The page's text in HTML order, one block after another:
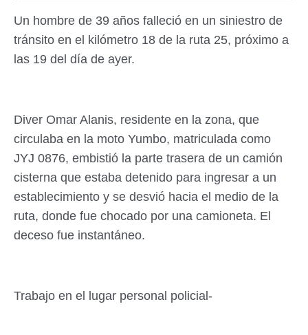
Un hombre de 39 años falleció en un siniestro de
tránsito en el kilómetro 18 de la ruta 25, próximo a
las 19 del día de ayer.
Diver Omar Alanis, residente en la zona, que
circulaba en la moto Yumbo, matriculada como
JYJ 0876, embistió la parte trasera de un camión
cisterna que estaba detenido para ingresar a un
establecimiento y se desvió hacia el medio de la
ruta, donde fue chocado por una camioneta. El
deceso fue instantáneo.
Trabajo en el lugar personal policial-